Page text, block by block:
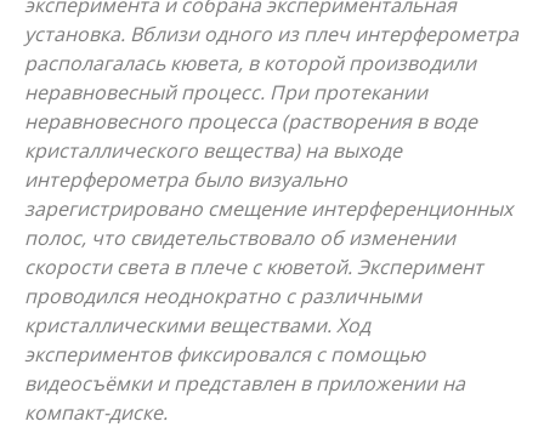
установка. Вблизи одного из плеч интерферометра
располагалась кювета, в которой производили
неравновесный процесс. При протекании
неравновесного процесса (растворения в воде
кристаллического вещества) на выходе
интерферометра было визуально
зарегистрировано смещение интерференционных
полос, что свидетельствовало об изменении
скорости света в плече с кюветой. Эксперимент
проводился неоднократно с различными
кристаллическими веществами. Ход
экспериментов фиксировался с помощью
видеосъёмки и представлен в приложении на
компакт-диске.